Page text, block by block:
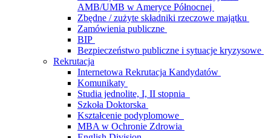
AMB/UMB w Ameryce Północnej
Zbędne / zużyte składniki rzeczowe majątku
Zamówienia publiczne
BIP
Bezpieczeństwo publiczne i sytuacje kryzysowe
Rekrutacja
Internetowa Rekrutacja Kandydatów
Komunikaty
Studia jednolite, I, II stopnia
Szkoła Doktorska
Kształcenie podyplomowe
MBA w Ochronie Zdrowia